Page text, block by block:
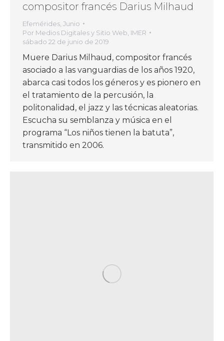
compositor francés Darius Milhaud
Efemérides Junio
Por Medios Digitales y Sitio Web, IMER
sábado 22 de junio de 2019
Muere Darius Milhaud, compositor francés
asociado a las vanguardias de los años 1920,
abarca casi todos los géneros y es pionero en
el tratamiento de la percusión, la
politonalidad, el jazz y las técnicas aleatorias.
Escucha su semblanza y música en el
programa “Los niños tienen la batuta”,
transmitido en 2006.